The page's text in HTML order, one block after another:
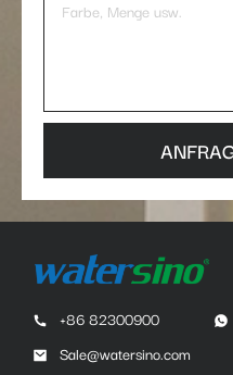
+86 82300900
Sale@watersino.com